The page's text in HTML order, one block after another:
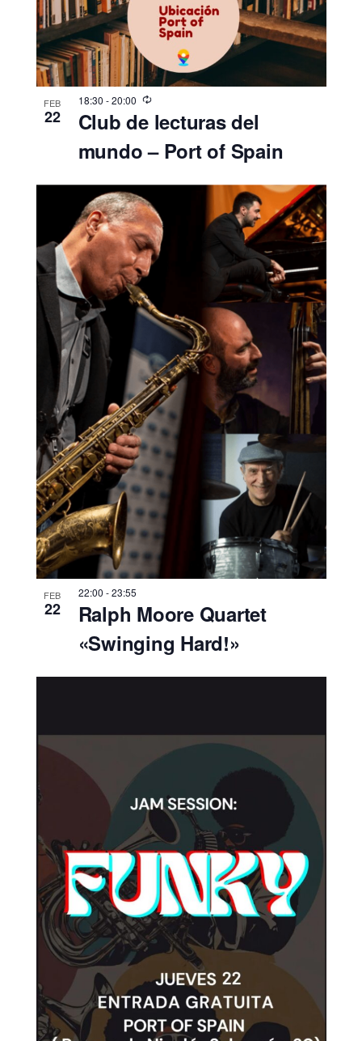
FEB
22
18:30 -20:00
Club de lecturas del
mundo – Port of Spain
FEB
22
22:00 -23:55
Ralph Moore Quartet
«Swinging Hard!»